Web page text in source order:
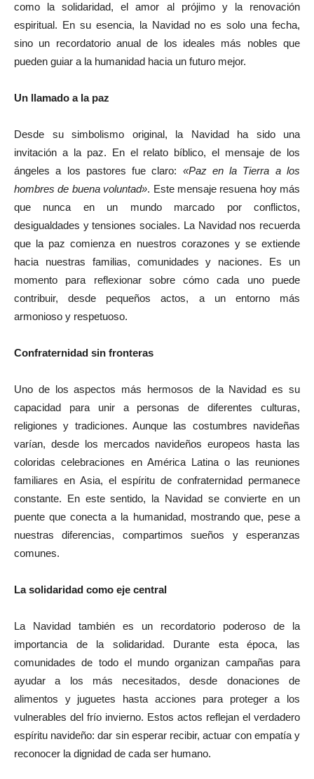
como la solidaridad, el amor al prójimo y la renovación
espiritual. En su esencia, la Navidad no es solo una fecha,
sino un recordatorio anual de los ideales más nobles que
pueden guiar a la humanidad hacia un futuro mejor.
Un llamado a la paz
Desde su simbolismo original, la Navidad ha sido una
invitación a la paz. En el relato bíblico, el mensaje de los
ángeles a los pastores fue claro: «Paz en la Tierra a los
hombres de buena voluntad». Este mensaje resuena hoy más
que nunca en un mundo marcado por conflictos,
desigualdades y tensiones sociales. La Navidad nos recuerda
que la paz comienza en nuestros corazones y se extiende
hacia nuestras familias, comunidades y naciones. Es un
momento para reflexionar sobre cómo cada uno puede
contribuir, desde pequeños actos, a un entorno más
armonioso y respetuoso.
Confraternidad sin fronteras
Uno de los aspectos más hermosos de la Navidad es su
capacidad para unir a personas de diferentes culturas,
religiones y tradiciones. Aunque las costumbres navideñas
varían, desde los mercados navideños europeos hasta las
coloridas celebraciones en América Latina o las reuniones
familiares en Asia, el espíritu de confraternidad permanece
constante. En este sentido, la Navidad se convierte en un
puente que conecta a la humanidad, mostrando que, pese a
nuestras diferencias, compartimos sueños y esperanzas
comunes.
La solidaridad como eje central
La Navidad también es un recordatorio poderoso de la
importancia de la solidaridad. Durante esta época, las
comunidades de todo el mundo organizan campañas para
ayudar a los más necesitados, desde donaciones de
alimentos y juguetes hasta acciones para proteger a los
vulnerables del frío invierno. Estos actos reflejan el verdadero
espíritu navideño: dar sin esperar recibir, actuar con empatía y
reconocer la dignidad de cada ser humano.